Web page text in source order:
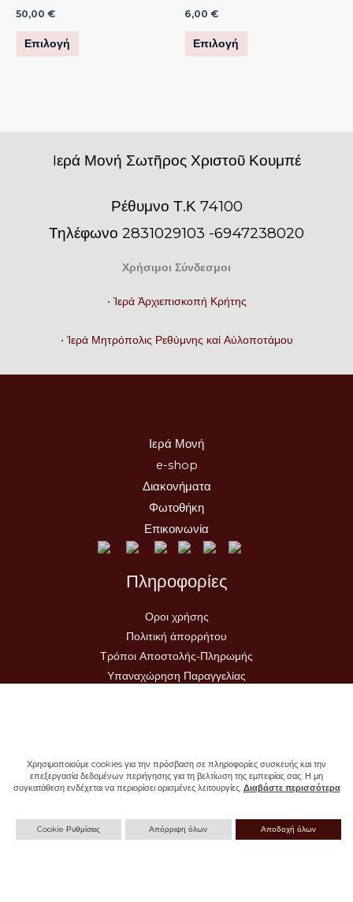
50,00 €
Επιλογή
σελίδα
6,00 €
Επιλογή
σελίδα
Iερά Μονή Σωτῆρος Χριστοῦ Κουμπέ
Ρέθυμνο Τ.Κ 74100
Τηλέφωνο 2831029103 -6947238020
Χρήσιμοι Σύνδεσμοι
• Ἱερά Ἀρχιεπισκοπή Κρήτης
• Ἱερά Μητρόπολις Ρεθύμνης καί Αὐλοποτάμου
Ιερά Μονή
e-shop
Διακονήματα
Φωτοθήκη
Επικοινωνία
Πληροφορίες
Οροι χρήσης
Πολιτική ἀπορρήτου
Τρόποι Αποστολής-Πληρωμής
Υπαναχώρηση Παραγγελίας
Χρησιμοποιούμε cookies για την πρόσβαση σε πληροφορίες συσκευής και την
επεξεργασία δεδομένων περιήγησης για τη βελτίωση της εμπειρίας σας. Η μη
συγκατάθεση ενδέχεται να περιορίσει ορισμένες λειτουργίες. Διαβάστε περισσότερα
Cookie Ρυθμίσεις Απόρριψη όλων Αποδοχή όλων